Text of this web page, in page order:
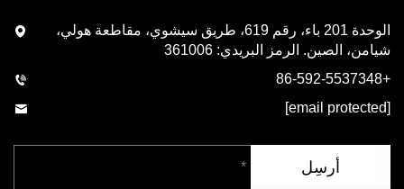
الوحدة 201 باء، رقم 619، طريق سيشوي، مقاطعة هولي،
شيامن، الصين. الرمز البريدي: 361006
+86-592-5537348
[email protected]
أرسِل